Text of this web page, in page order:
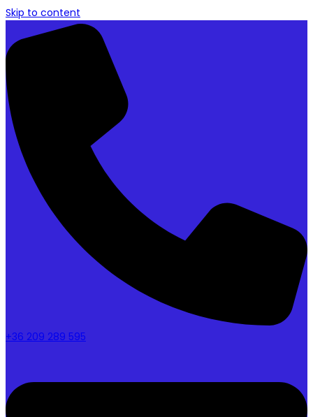
Skip to content
+36 209 289 595